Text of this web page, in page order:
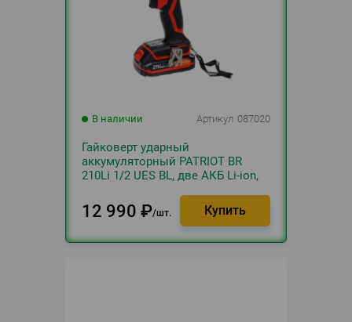
В наличии Артикул 087020
Гайковерт ударный
аккумуляторный PATRIOT BR
210Li 1/2 UES BL, две АКБ Li-ion,
большой кейс, зарядка за 1 час,
БЕСЩЕТОЧНЫЙ ЭД
12 990 ₽ шт.